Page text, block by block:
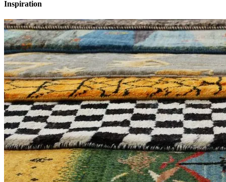
Inspiration